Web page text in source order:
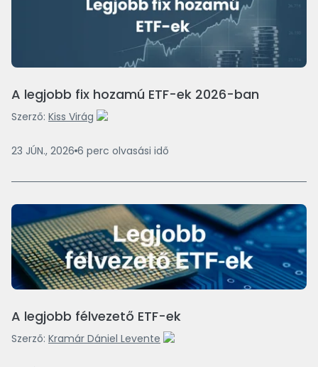
A legjobb fix hozamú ETF-ek 2026-ban
Szerző: Kiss Virág
23 JÚN., 2026 6 perc olvasási idő
A legjobb félvezető ETF-ek
Szerző: Kramár Dániel Levente